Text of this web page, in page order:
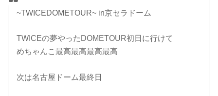
~TWICEDOMETOUR~ in京セラドーム
TWICEの夢やったDOMETOUR初日に行けて
めちゃんこ最高最高最高最高
次は名古屋ドーム最終日